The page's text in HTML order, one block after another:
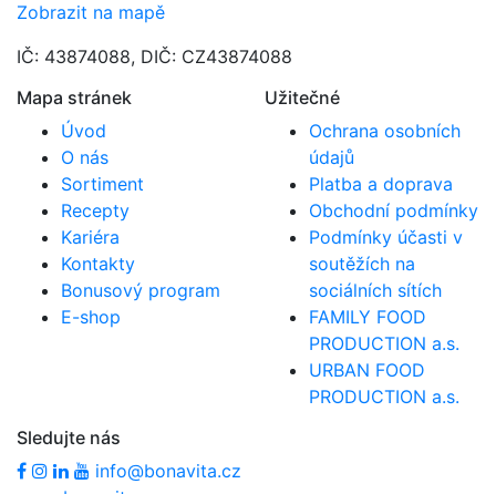
Zobrazit na mapě
IČ: 43874088, DIČ: CZ43874088
Mapa stránek
Úvod
O nás
Sortiment
Recepty
Kariéra
Kontakty
Bonusový program
E-shop
Užitečné
Ochrana osobních
údajů
Platba a doprava
Obchodní podmínky
Podmínky účasti v
soutěžích na
sociálních sítích
FAMILY FOOD
PRODUCTION a.s.
URBAN FOOD
PRODUCTION a.s.
Sledujte nás
info@bonavita.cz